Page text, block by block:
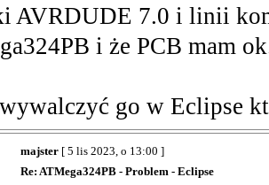
AVRDUDE 7.0 i linii
i że PCB mam
go w Eclipse
majster[ 5 lis 2023, o 13:00 ]
Re: ATMega324PB - Problem - Eclipse